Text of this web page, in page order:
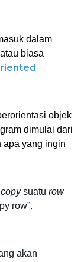
dalam
biasa
objek
dimulai dari
apa yang ingin
copy suatu row
row”.
akan